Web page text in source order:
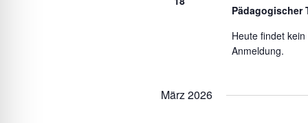
Pädagogischer
Heute findet
Anmeldung.
März 2026